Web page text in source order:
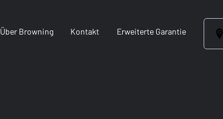
Über Browning Kontakt Erweiterte Garantie